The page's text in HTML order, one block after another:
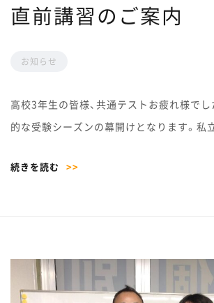
直前講習のご案内
お知らせ
高校3年生の皆様、共通テストお疲れ様でし
的な受験シーズンの幕開けとなります。
続きを読む >>